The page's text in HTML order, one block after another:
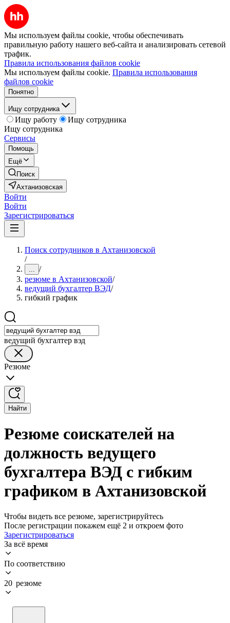
Мы используем файлы cookie, чтобы обеспечивать
правильную работу нашего веб-сайта и анализировать сетевой
трафик.
Правила использования файлов cookie
Мы используем файлы cookie. Правила использования
файлов cookie
Понятно
Ищу сотрудника
Ищу работу
Ищу сотрудника
Ищу сотрудника
Сервисы
Помощь
Ещё
Поиск
Ахтанизовская
Войти
Войти
Зарегистрироваться
Поиск сотрудников в Ахтанизовской
/
... /
резюме в Ахтанизовской/
ведущий бухгалтер ВЭД/
гибкий график
ведущий бухгалтер вэд
Резюме
Найти
Резюме соискателей на
должность ведущего
бухгалтера ВЭД с гибким
графиком в Ахтанизовской
Чтобы видеть все резюме, зарегистрируйтесь
После регистрации покажем ещё 2 и откроем фото
Зарегистрироваться
За всё время
По соответствию
20 резюме